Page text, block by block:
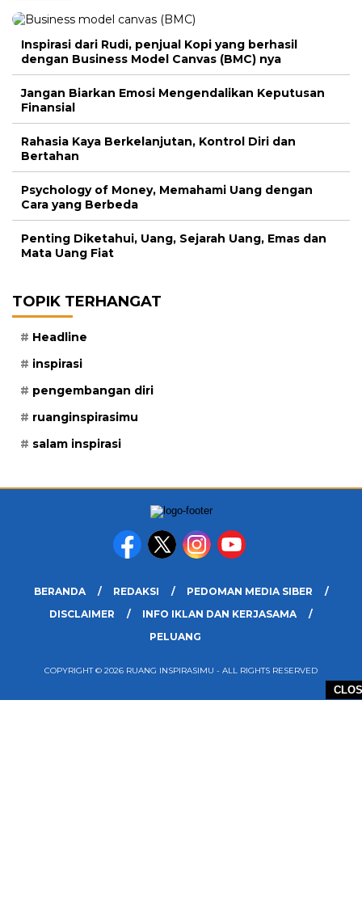
Inspirasi dari Rudi, penjual Kopi yang berhasil
dengan Business Model Canvas (BMC) nya
Jangan Biarkan Emosi Mengendalikan Keputusan
Finansial
Rahasia Kaya Berkelanjutan, Kontrol Diri dan
Bertahan
Psychology of Money, Memahami Uang dengan
Cara yang Berbeda
Penting Diketahui, Uang, Sejarah Uang, Emas dan
Mata Uang Fiat
TOPIK TERHANGAT
Headline
inspirasi
pengembangan diri
ruanginspirasimu
salam inspirasi
BERANDA REDAKSI
PEDOMAN MEDIA SIBER
DISCLAIMER
INFO IKLAN DAN KERJASAMA
PELUANG
COPYRIGHT © 2026 RUANG INSPIRASIMU - ALL RIGHTS RESERVED